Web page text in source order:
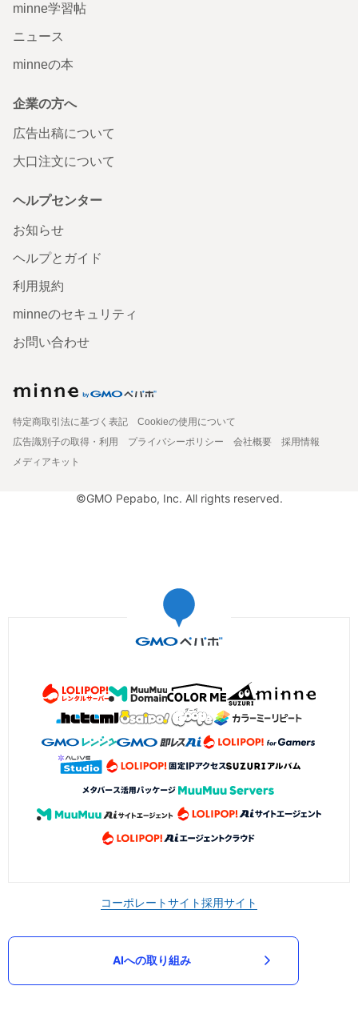
minne学習帖
ニュース
minneの本
企業の方へ
広告出稿について
大口注文について
ヘルプセンター
お知らせ
ヘルプとガイド
利用規約
minneのセキュリティ
お問い合わせ
特定商取引法に基づく表記
Cookieの使用について
広告識別子の取得・利用
プライバシーポリシー 会社概要
採用情報
メディアキット
©GMO Pepabo, Inc. All rights reserved.
コーポレートサイト採用サイト
AIへの取り組み